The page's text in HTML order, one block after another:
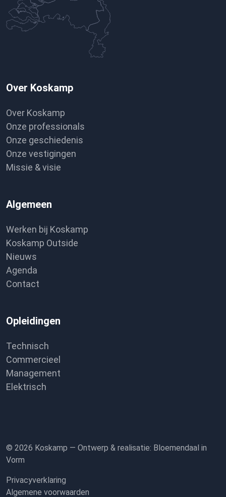
Over Koskamp
Over Koskamp
Onze professionals
Onze geschiedenis
Onze vestigingen
Missie & visie
Algemeen
Werken bij Koskamp
Koskamp Outside
Nieuws
Agenda
Contact
Opleidingen
Technisch
Commercieel
Management
Elektrisch
© 2026 Koskamp — Ontwerp & realisatie: Bloemendaal in
Vorm
Privacyverklaring
Algemene voorwaarden